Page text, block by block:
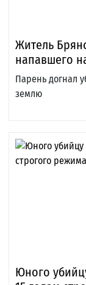
Житель
напавшего
Парень догнал
землю
Юного